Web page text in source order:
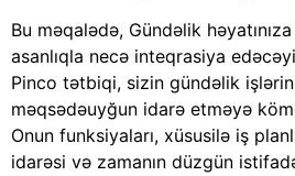
Bu məqalədə, Gündəlik
asanlıqla necə inteqrasiya
Pinco tətbiqi, sizin gündəlik
məqsədəuyğun idarə etməyə
Onun funksiyaları, xüsusilə iş
idarəsi və zamanın düzgün